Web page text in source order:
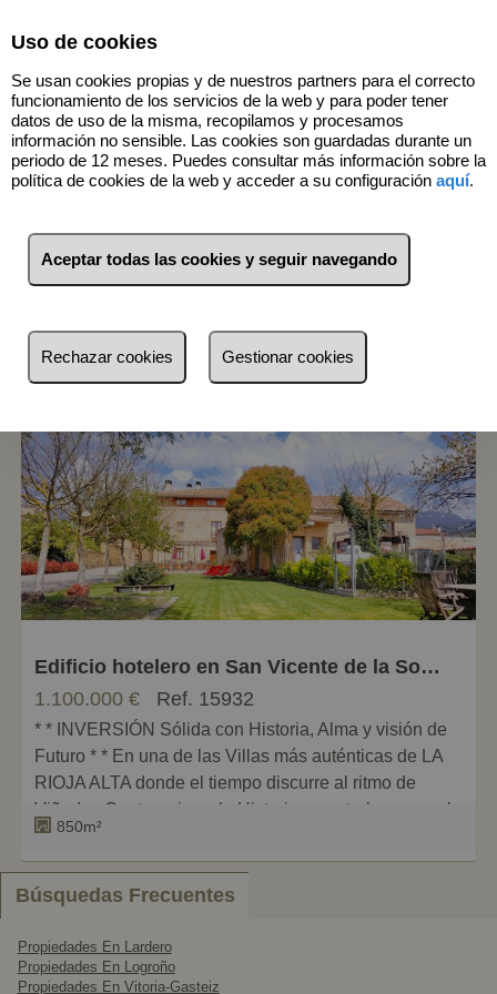
1 Inmuebles San Vicente de la
Filtros
más reciente
más reciente
Baratos
Caros
Pequeños
Grandes
Edificio hotelero en San Vicente de la Sonsierra
1.100.000 €
Ref. 15932
* * INVERSIÓN Sólida con Historia, Alma y visión de
Futuro * * En una de las Villas más auténticas de LA
RIOJA ALTA donde el tiempo discurre al ritmo de
Viñedos Centenarios y la Historia se entrelaza con el
Paisaje * Casa SOLARIEGA del Siglo XVII
cuidadosamente Rehabilitada para convertirse en un
HOTEL BOUTIQUE con identidad propia *
Conjuga Patrimonio, Rentabilidad y Estilo > No sólo
ofrece cifras, sino un legado con Proyección.
850m²
Búsquedas Frecuentes
Propiedades En Lardero
Propiedades En Logroño
Propiedades En Vitoria-Gasteiz
Uso de cookies
Se usan cookies propias y de nuestros partners para el correcto
funcionamiento de los servicios de la web y para poder tener
datos de uso de la misma, recopilamos y procesamos
información no sensible. Las cookies son guardadas durante un
periodo de 12 meses. Puedes consultar más información sobre la
política de cookies de la web y acceder a su configuración aquí.
Aceptar todas las cookies y seguir navegando
Rechazar cookies Gestionar cookies